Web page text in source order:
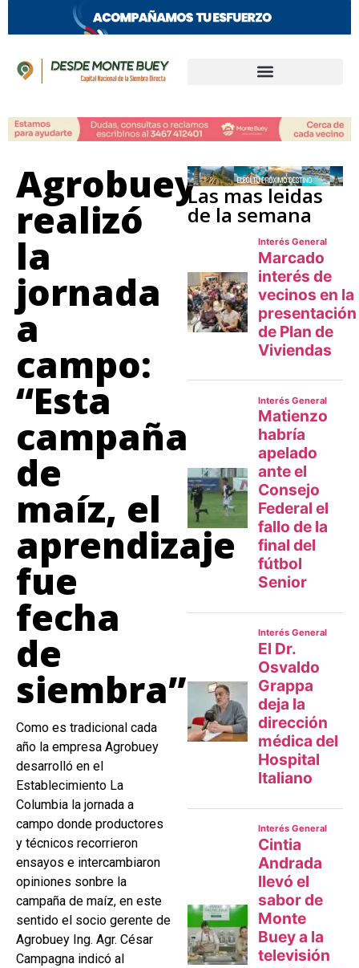
Agrobuey
realizó
la
jornada
a
campo:
“Esta
campaña
de
maíz, el
aprendizaje
fue
fecha
de
siembra”
Como es tradicional cada
año la empresa Agrobuey
desarrolló en el
Establecimiento La
Columbia la jornada a
campo donde productores
y técnicos recorrieron
ensayos e intercambiaron
opiniones sonbre la
campaña de maíz, en este
sentido el socio gerente de
Agrobuey Ing. Agr. César
Campagna indicó al
Las mas leidas
de la semana